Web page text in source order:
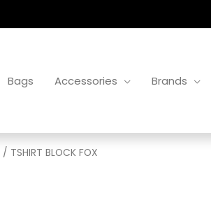
Bags Accessories Brands
/ TSHIRT BLOCK FOX